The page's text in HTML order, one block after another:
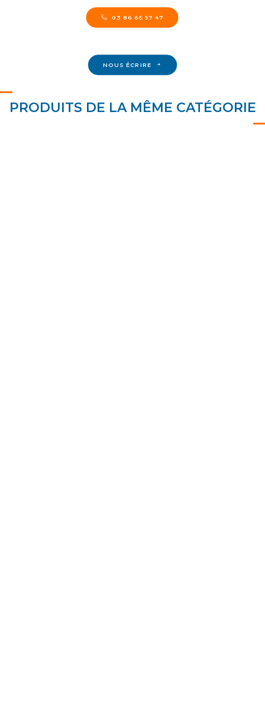
03 86 66 57 47
NOUS ÉCRIRE
PRODUITS DE LA MÊME CATÉGORIE